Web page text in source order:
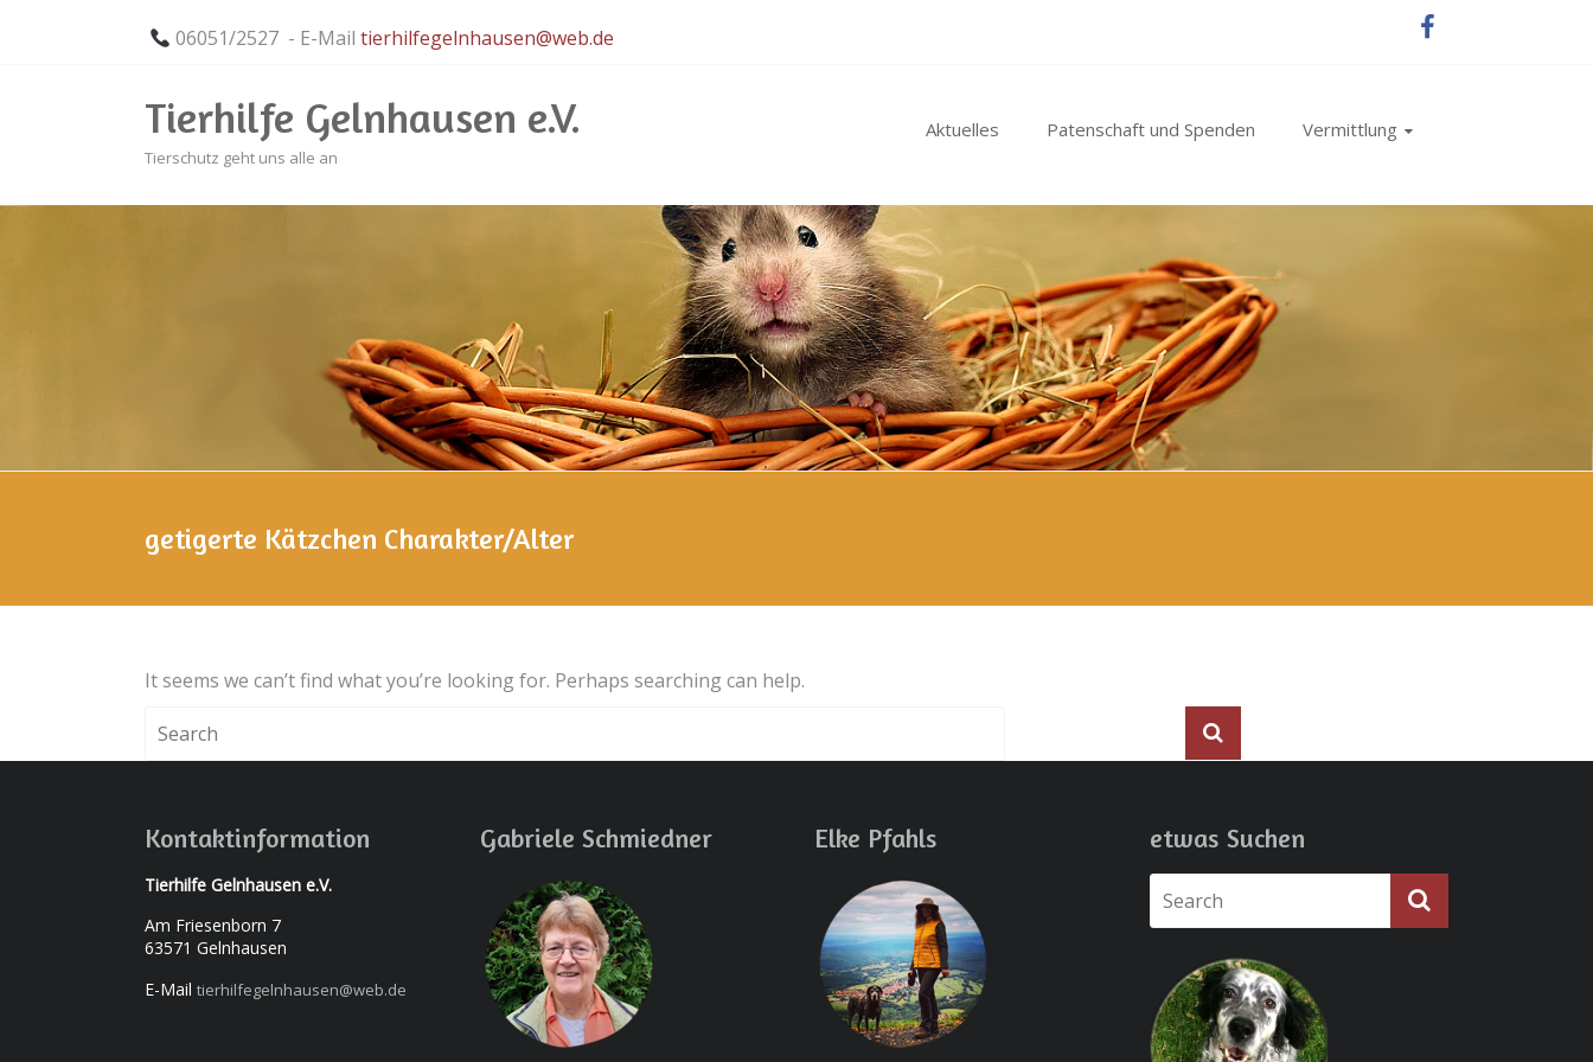
06051/2527 - E-Mailtierhilfegelnhausen@web.de
Tierhilfe Gelnhausen e.V.
Tierschutz geht uns alle an
Aktuelles Patenschaft und Spenden Vermittlung
getigerte Kätzchen Charakter/Alter
It seems we can’t find what you’re looking for. Perhaps searching can help.
Kontaktinformation
Tierhilfe Gelnhausen e.V.
Am Friesenborn 7
63571 Gelnhausen
E-Mail tierhilfegelnhausen@web.de
Gabriele Schmiedner Elke Pfahls etwas Suchen